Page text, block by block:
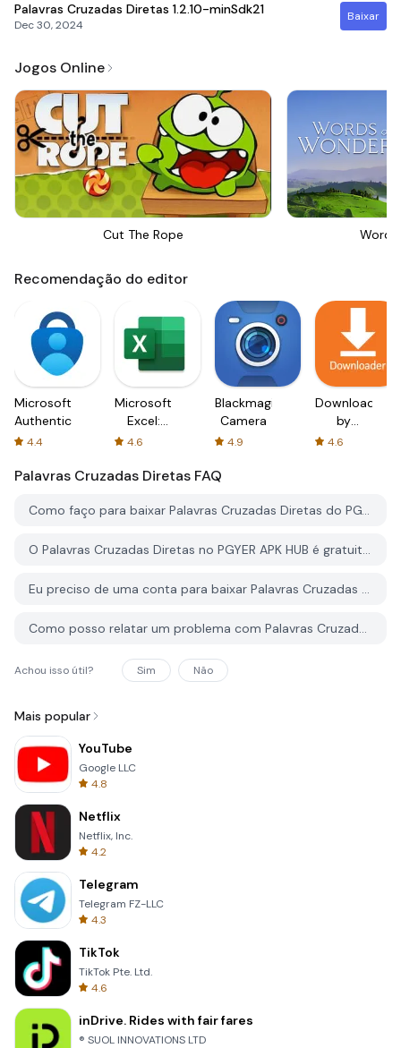
Palavras Cruzadas Diretas 1.2.10-minSdk21
Dec 30, 2024
Baixar
Jogos Online
Cut The Rope
Recomendação do editor
Microsoft
Authenticator
4.4
Microsoft
Excel:
Spreadsheets
4.6
Blackmagic
Camera
4.9
Downloader
by
AFTVnews
4.6
Palavras Cruzadas Diretas FAQ
Como faço para baixar Palavras Cruzadas Diretas do PGYER APK HUB?
O Palavras Cruzadas Diretas no PGYER APK HUB é gratuito para baixar?
Eu preciso de uma conta para baixar Palavras Cruzadas Diretas do PGYER APK HUB?
Como posso relatar um problema com Palavras Cruzadas Diretas no PGYER APK HUB?
Achou isso útil? Sim Não
Mais popular
YouTube
Google LLC
4.8
Netflix
Netflix, Inc.
4.2
Telegram
Telegram FZ-LLC
4.3
TikTok
TikTok Pte. Ltd.
4.6
inDrive. Rides with fair fares
® SUOL INNOVATIONS LTD